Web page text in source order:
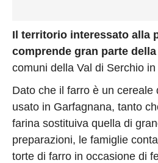
Il territorio interessato alla
comprende gran parte della
comuni della Val di Serchio
Dato che il farro è un cereale
usato in Garfagnana, tanto
farina sostituiva quella di
preparazioni, le famiglie
torte di farro in occasione di